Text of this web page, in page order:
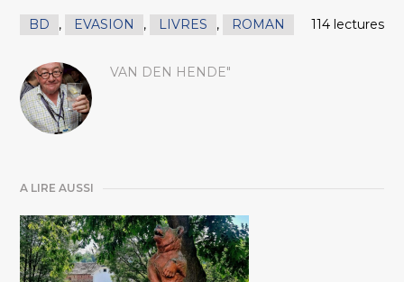
BD , EVASION , LIVRES , ROMAN 114 lectures
VAN DEN HENDE"
A LIRE AUSSI